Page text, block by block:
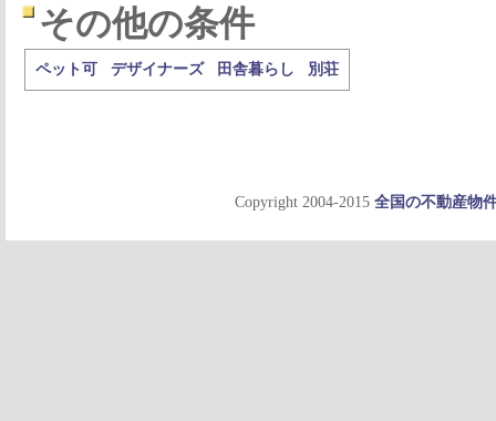
その他の条件
ペット可 デザイナーズ 田舎暮らし 別荘
Copyright 2004-2015 全国の不動産物